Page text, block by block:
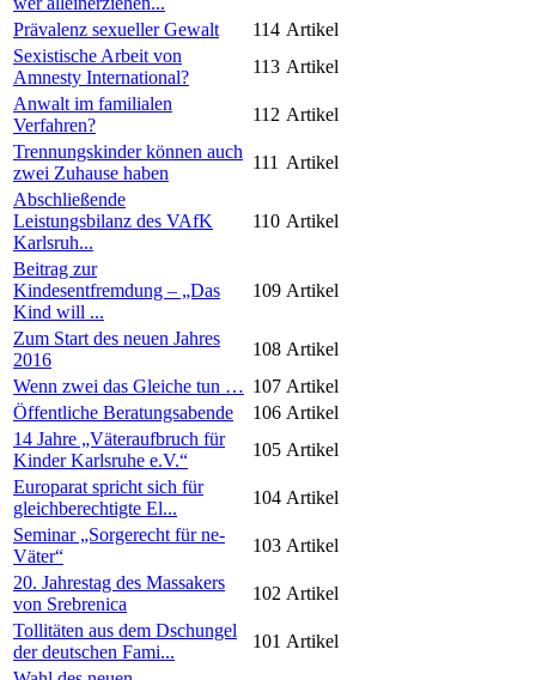
Prävalenz sexueller Gewalt
114 Artikel
Sexistische Arbeit von
Amnesty International?
113 Artikel
Anwalt im familialen
Verfahren?
112 Artikel
Trennungskinder können auch
zwei Zuhause haben
111 Artikel
Abschließende
Leistungsbilanz des VAfK
Karlsruh...
110 Artikel
Beitrag zur
Kindesentfremdung – „Das
Kind will ...
109 Artikel
Zum Start des neuen Jahres
2016
108 Artikel
Wenn zwei das Gleiche tun … 107 Artikel
Öffentliche Beratungsabende
106 Artikel
14 Jahre „Väteraufbruch für
Kinder Karlsruhe e.V.“
105 Artikel
Europarat spricht sich für
gleichberechtigte El...
104 Artikel
Seminar „Sorgerecht für ne-
Väter“
103 Artikel
20. Jahrestag des Massakers
von Srebrenica
102 Artikel
Tollitäten aus dem Dschungel
der deutschen Fami...
101 Artikel